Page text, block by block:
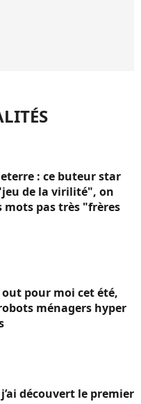
: ce buteur star
de la virilité", on
mots pas très "frères
out pour moi cet été,
ménagers hyper
découvert le premier